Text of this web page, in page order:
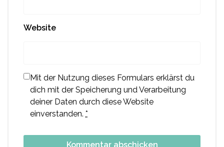
Website
Mit der Nutzung dieses Formulars erklärst du
dich mit der Speicherung und Verarbeitung
deiner Daten durch diese Website
einverstanden. *